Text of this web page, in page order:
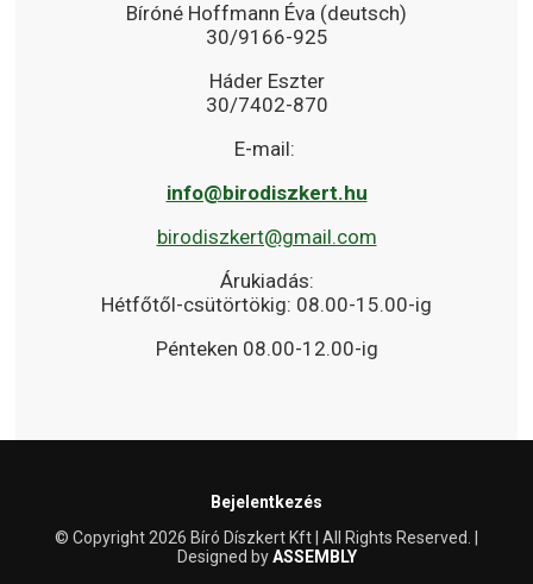
Bíróné Hoffmann Éva (deutsch)
30/9166-925
Háder Eszter
30/7402-870
E-mail:
info@birodiszkert.hu
birodiszkert@gmail.com
Árukiadás:
Hétfőtől-csütörtökig: 08.00-15.00-ig
Pénteken 08.00-12.00-ig
Bejelentkezés
© Copyright 2026 Bíró Díszkert Kft | All Rights Reserved. |
Designed byASSEMBLY